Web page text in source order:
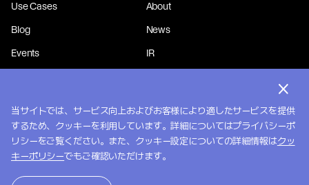
Use Cases
Blog
Events
About
News
IR
© 2026 MakinaRocks. Privacy Policy
当サイトでは、サービス向上およびお客様により適したサービスを提供
するため、クッキーを利用しています。詳細についてはプライバシーポ
リシーをご覧ください。また、クッキー設定についての詳細情報はクッ
キーポリシーでもご確認いただけます。